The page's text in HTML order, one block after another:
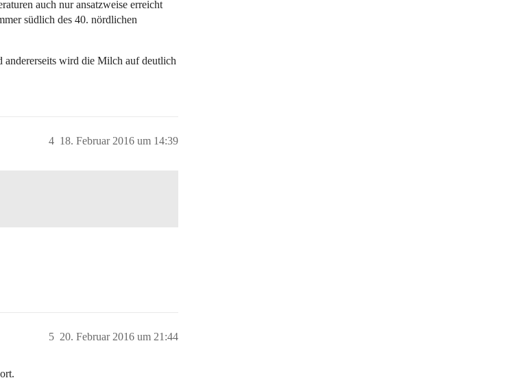
auch nur ansatzweise erreicht
südlich des 40. nördlichen
andererseits wird die Milch auf deutlich
18. Februar 2016 um 14:39
4
20. Februar 2016 um 21:44
5